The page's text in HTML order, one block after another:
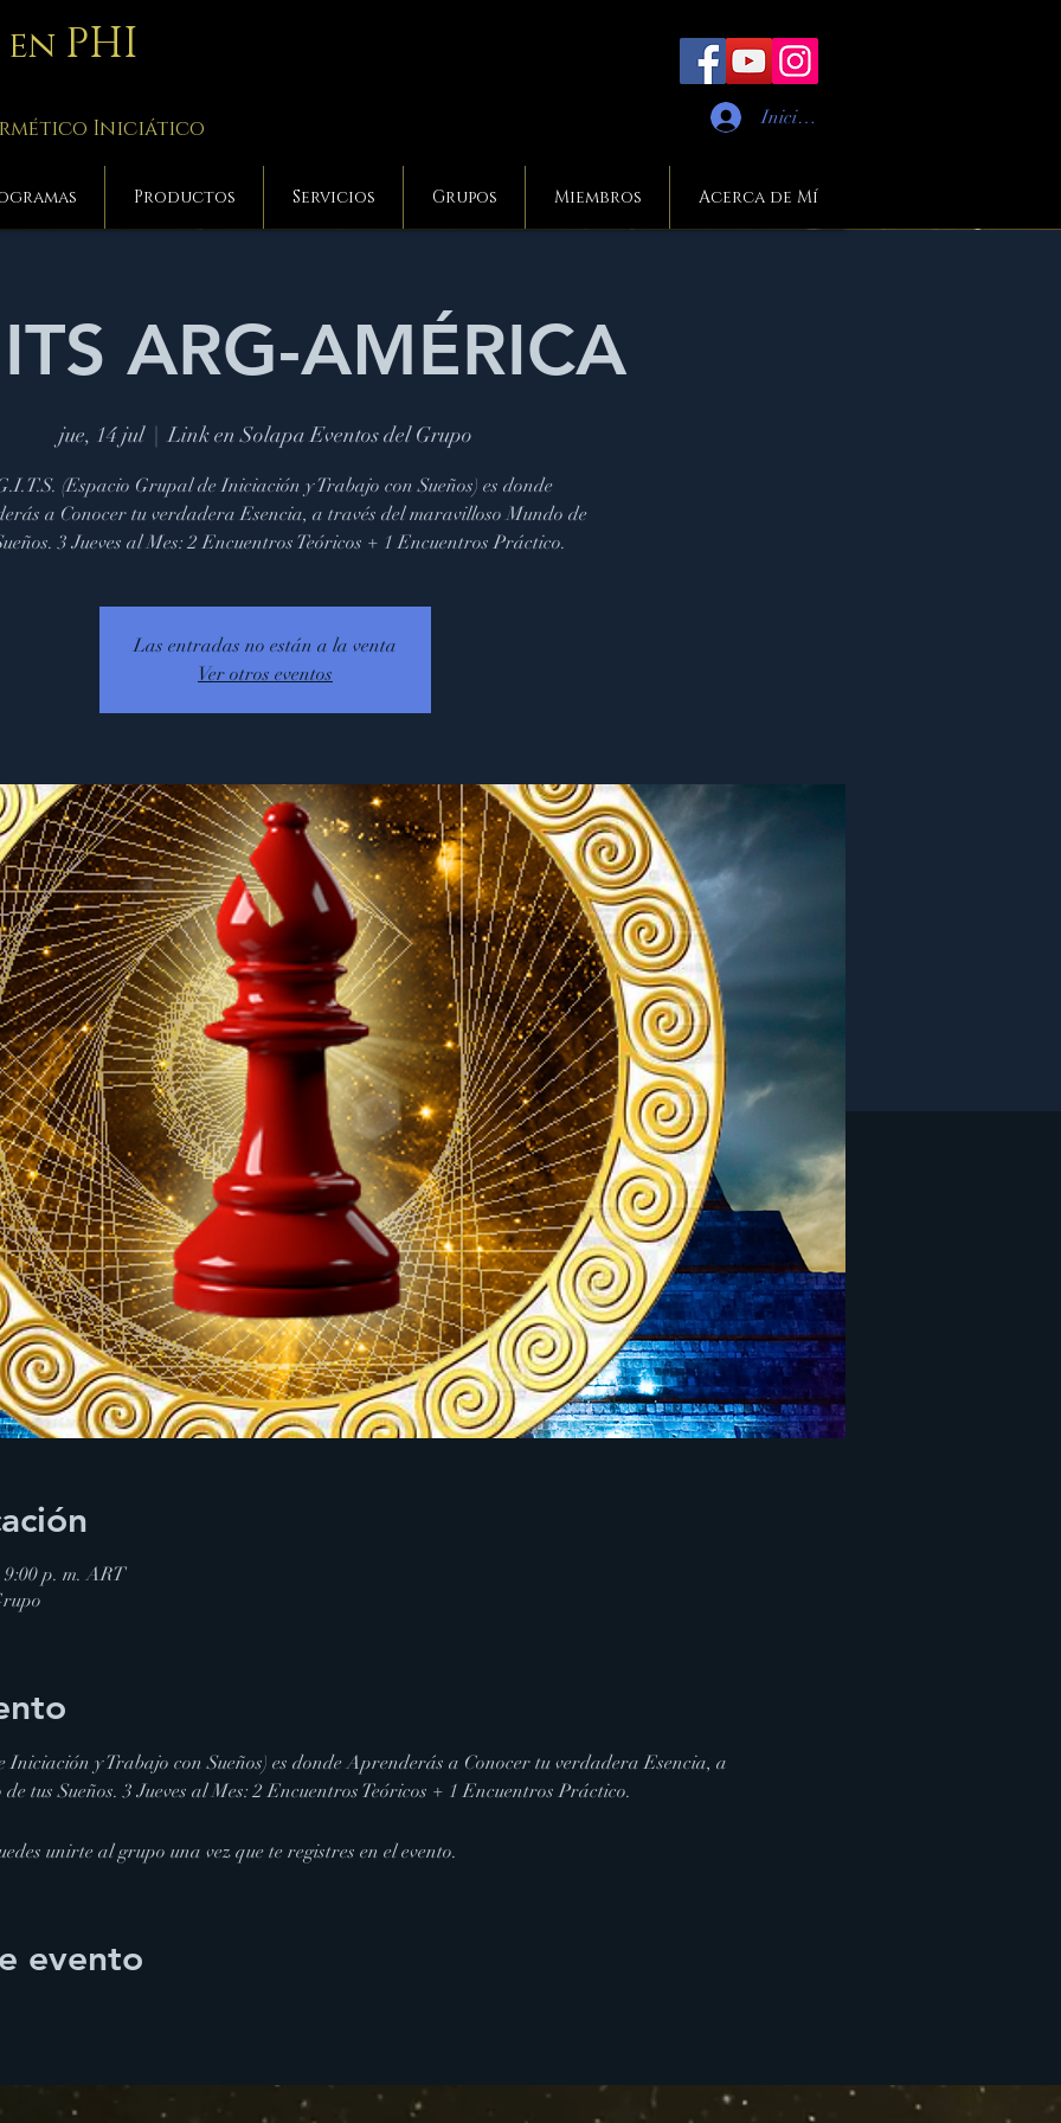
PHI
Iniciático
Productos Servicios Grupos Miembros Acerca de Mí
Iniciar sesión
ARG-AMÉRICA
jue, 14 jul
  |
Link en Solapa Eventos del Grupo
(Espacio Grupal de Iniciación y Trabajo con Sueños) es donde
a Conocer tu verdadera Esencia, a través del maravilloso Mundo de
3 Jueves al Mes: 2 Encuentros Teóricos + 1 Encuentros Práctico.
Las entradas no están a la venta
Ver otros eventos
9:00 p. m. ART
y Trabajo con Sueños) es donde Aprenderás a Conocer tu verdadera Esencia, a
tus Sueños. 3 Jueves al Mes: 2 Encuentros Teóricos + 1 Encuentros Práctico.
unirte al grupo una vez que te registres en el evento.
evento